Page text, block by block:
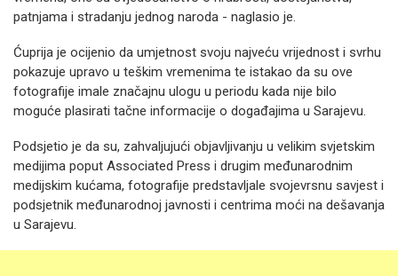
patnjama i stradanju jednog naroda - naglasio je.
Ćuprija je ocijenio da umjetnost svoju najveću vrijednost i svrhu
pokazuje upravo u teškim vremenima te istakao da su ove
fotografije imale značajnu ulogu u periodu kada nije bilo
moguće plasirati tačne informacije o događajima u Sarajevu.
Podsjetio je da su, zahvaljujući objavljivanju u velikim svjetskim
medijima poput Associated Press i drugim međunarodnim
medijskim kućama, fotografije predstavljale svojevrsnu savjest i
podsjetnik međunarodnoj javnosti i centrima moći na dešavanja
u Sarajevu.